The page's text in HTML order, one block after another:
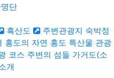
단
흑산도 주변관광지 숙박정
홍도의 자연 홍도 특산물 관광
코스 주변의 섬들 가거도(소
개